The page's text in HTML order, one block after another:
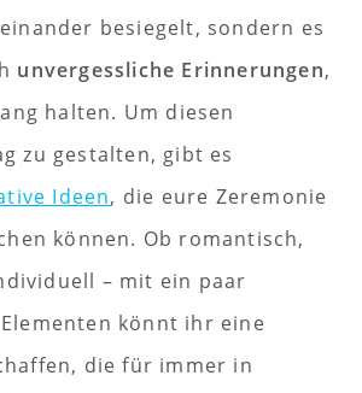
besiegelt, sondern es
unvergessliche Erinnerungen,
halten. Um diesen
zu gestalten, gibt es
Ideen, die eure Zeremonie
können. Ob romantisch,
– mit ein paar
könnt ihr eine
die für immer in